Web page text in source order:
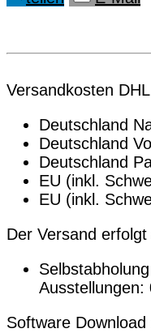
Versandkosten
Deutschland
Deutschland
Deutschland
EU (inkl.
EU (inkl.
Der Versand
Ausstellungen:
Software Download